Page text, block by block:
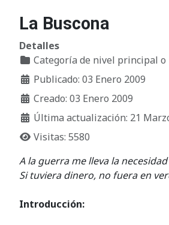
La Buscona
Detalles
Categoría de nivel principal o
Publicado: 03 Enero 2009
Creado: 03 Enero 2009
Última actualización: 21
Visitas: 5580
A la guerra me lleva la necesidad
Si tuviera dinero, no fuera en
Introducción: